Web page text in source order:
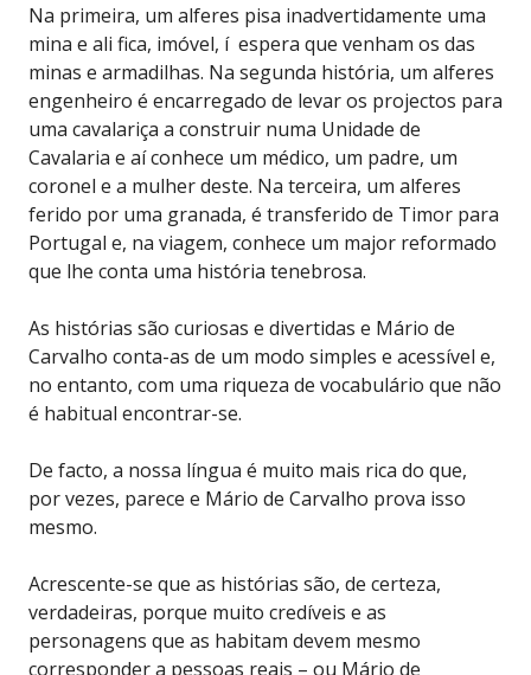
Na primeira, um alferes pisa inadvertidamente uma
mina e ali fica, imóvel, í espera que venham os das
minas e armadilhas. Na segunda história, um alferes
engenheiro é encarregado de levar os projectos para
uma cavalariça a construir numa Unidade de
Cavalaria e aí conhece um médico, um padre, um
coronel e a mulher deste. Na terceira, um alferes
ferido por uma granada, é transferido de Timor para
Portugal e, na viagem, conhece um major reformado
que lhe conta uma história tenebrosa.
As histórias são curiosas e divertidas e Mário de
Carvalho conta-as de um modo simples e acessível e,
no entanto, com uma riqueza de vocabulário que não
é habitual encontrar-se.
De facto, a nossa língua é muito mais rica do que,
por vezes, parece e Mário de Carvalho prova isso
mesmo.
Acrescente-se que as histórias são, de certeza,
verdadeiras, porque muito credíveis e as
personagens que as habitam devem mesmo
corresponder a pessoas reais – ou Mário de